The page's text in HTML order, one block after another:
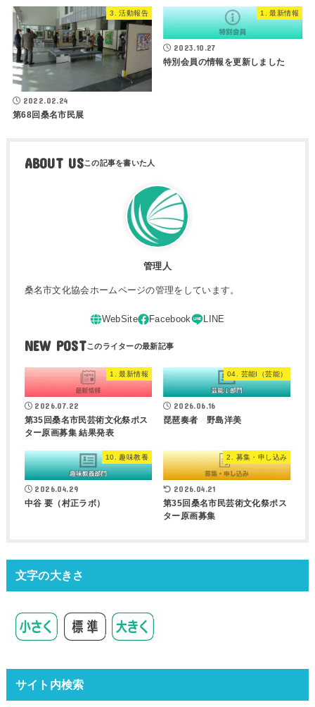
3. 活動報告
2022.02.24
第68回桑名市民展
1. 最新情報
2023.10.27
特別会員の情報を更新しました
ABOUT US
管理人
桑名市文化協会ホームページの管理をしています。
NEW POST
1. 最新情報
2026.07.22
第35回桑名市民芸術文化祭ポス
ター原画募集 結果発表
04. 芸能I（芸能）
2026.06.16
琵琶奏者 野島洋美
10. 趣味教養
2026.04.29
中谷 要（村正ラボ）
2. 募集・申し込み
2026.04.21
第35回桑名市民芸術文化祭ポス
ター原画募集
文字の大きさ
サイト内検索